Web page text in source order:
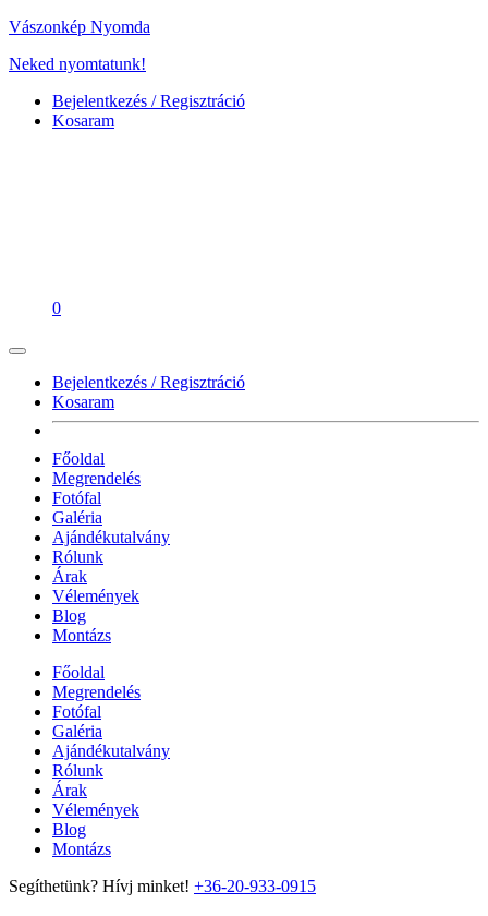
Vászonkép Nyomda
Neked nyomtatunk!
Bejelentkezés / Regisztráció
Kosaram
0
Bejelentkezés / Regisztráció
Kosaram
Főoldal
Megrendelés
Fotófal
Galéria
Ajándékutalvány
Rólunk
Árak
Vélemények
Blog
Montázs
Főoldal
Megrendelés
Fotófal
Galéria
Ajándékutalvány
Rólunk
Árak
Vélemények
Blog
Montázs
Segíthetünk? Hívj minket! +36-20-933-0915